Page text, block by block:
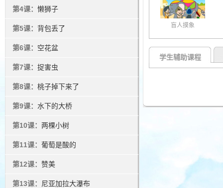
第4课： 懒狮子
第5课： 背包丢了
第6课： 空花盆
第7课： 捉害虫
第8课： 桃子掉下来了
第9课： 水下的大桥
第10课： 两棵小树
第11课： 葡萄是酸的
第12课： 赞美
第13课： 尼亚加拉大瀑布
盲人摸象
学生辅助课程